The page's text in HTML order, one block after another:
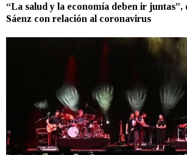
“La salud y la economía deben ir juntas”,
Sáenz con relación al coronavirus